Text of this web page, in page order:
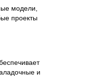
модели,
проекты
и